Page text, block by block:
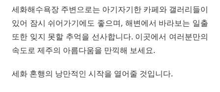
세화해수욕장 주변으로는 아기자기한 카페와 갤러리들이
있어 잠시 쉬어가기에도 좋으며, 해변에서 바라보는 일출
또한 잊지 못할 추억을 선사합니다. 이곳에서 여러분만의
속도로 제주의 아름다움을 만끽해 보세요.
세화 혼행의 낭만적인 시작을 열어줄 것입니다.